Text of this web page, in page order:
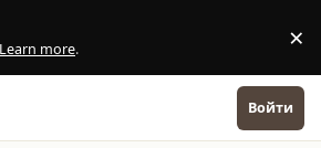
Learn more. ×
Войти